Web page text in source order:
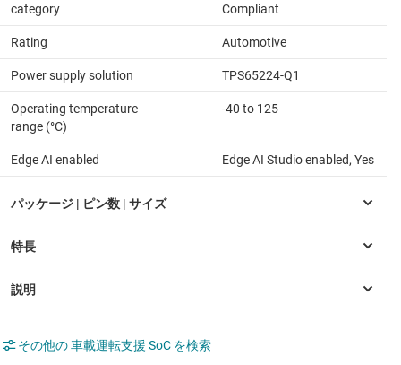
category
Compliant
Rating Automotive
Power supply solution TPS65224-Q1
Operating temperature
range (°C)
-40 to 125
Edge AI enabled Edge AI Studio enabled, Yes
その他の 車載運転支援 SoC を検索